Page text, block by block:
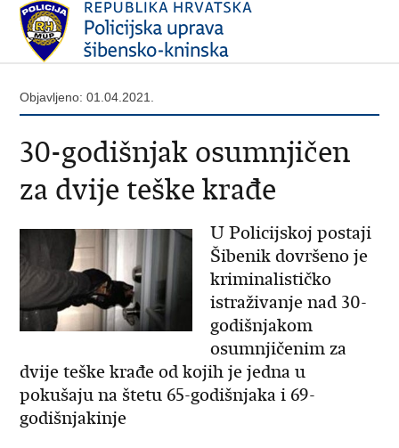
Objavljeno: 01.04.2021.
30-godišnjak osumnjičen
za dvije teške krađe
U Policijskoj postaji
Šibenik dovršeno je
kriminalističko
istraživanje nad 30-
godišnjakom
osumnjičenim za
dvije teške krađe od kojih je jedna u
pokušaju na štetu 65-godišnjaka i 69-
godišnjakinje